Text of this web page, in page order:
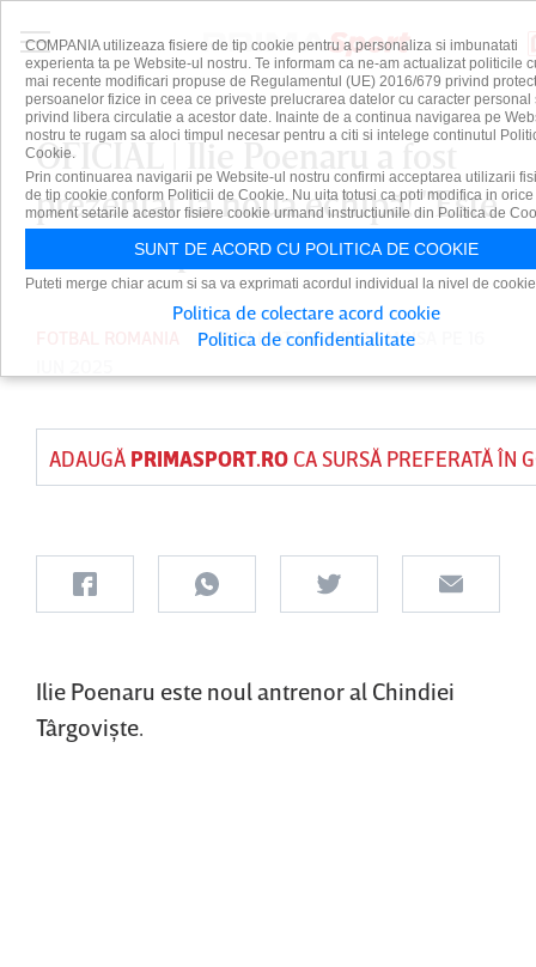
OFICIAL | Ilie Poenaru a fost
prezentat la noua echipă! "Este
o onoare pentru mine"
PUBLICAT DETUDOR MOISA
ADAUGĂ PRIMASPORT.ROCA SURSĂ PREFERATĂ ÎN
Ilie Poenaru este noul antrenor al Chindiei
Târgovişte.
COMPANIA utilizeaza fisiere de tip cookie pentru a personaliza si imbunatati
experienta ta pe Website-ul nostru. Te informam ca ne-am actualizat politicile
mai recente modificari propuse de Regulamentul (UE) 2016/679 privind
persoanelor fizice in ceea ce priveste prelucrarea datelor cu caracter personal
privind libera circulatie a acestor date. Inainte de a continua navigarea pe
nostru te rugam sa aloci timpul necesar pentru a citi si intelege continutul
Cookie.
Prin continuarea navigarii pe Website-ul nostru confirmi acceptarea utilizarii
de tip cookie conform Politicii de Cookie. Nu uita totusi ca poti modifica in orice
moment setarile acestor fisiere cookie urmand instructiunile din Politica de
SUNT DE ACORD CU POLITICA DE COOKIE
Puteti merge chiar acum si sa va exprimati acordul individual la nivel de
Politica de colectare acord cookie
Politica de confidentialitate